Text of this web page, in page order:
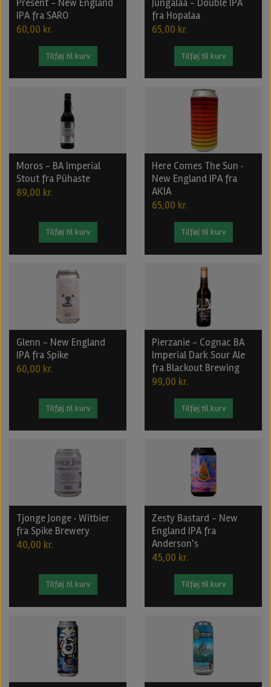
IPA fra SARO
60,00 kr.
Tilføj til kurv
fra Hopalaa
65,00 kr.
Tilføj til kurv
Moros - BA Imperial
Stout fra Pühaste
89,00 kr.
Tilføj til kurv
Here Comes The Sun ·
New England IPA fra
AKIA
65,00 kr.
Tilføj til kurv
Glenn - New England
IPA fra Spike
60,00 kr.
Tilføj til kurv
Pierzanie - Cognac BA
Imperial Dark Sour Ale
fra Blackout Brewing
99,00 kr.
Tilføj til kurv
Tjonge Jonge · Witbier
fra Spike Brewery
40,00 kr.
Tilføj til kurv
Zesty Bastard - New
England IPA fra
Anderson's
45,00 kr.
Tilføj til kurv